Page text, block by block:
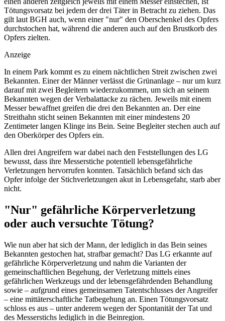
Tötungsvorsatz bei jedem der drei Täter in Betracht zu ziehen. Das
gilt laut BGH auch, wenn einer "nur" den Oberschenkel des Opfers
durchstochen hat, während die anderen auch auf den Brustkorb des
Opfers zielten.
Anzeige
In einem Park kommt es zu einem nächtlichen Streit zwischen zwei
Bekannten. Einer der Männer verlässt die Grünanlage – nur um kurz
darauf mit zwei Begleitern wiederzukommen, um sich an seinem
Bekannten wegen der Verbalattacke zu rächen. Jeweils mit einem
Messer bewaffnet greifen die drei den Bekannten an. Der eine
Streithahn sticht seinen Bekannten mit einer mindestens 20
Zentimeter langen Klinge ins Bein. Seine Begleiter stechen auch auf
den Oberkörper des Opfers ein.
Allen drei Angreifern war dabei nach den Feststellungen des LG
bewusst, dass ihre Messerstiche potentiell lebensgefährliche
Verletzungen hervorrufen konnten. Tatsächlich befand sich das
Opfer infolge der Stichverletzungen akut in Lebensgefahr, starb aber
nicht.
"Nur" gefährliche Körperverletzung
oder auch versuchte Tötung?
Wie nun aber hat sich der Mann, der lediglich in das Bein seines
Bekannten gestochen hat, strafbar gemacht? Das LG erkannte auf
gefährliche Körperverletzung und nahm die Varianten der
gemeinschaftlichen Begehung, der Verletzung mittels eines
gefährlichen Werkzeugs und der lebensgefährdenden Behandlung
sowie – aufgrund eines gemeinsamen Tatentschlusses der Angreifer
– eine mittäterschaftliche Tatbegehung an. Einen Tötungsvorsatz
schloss es aus – unter anderem wegen der Spontanität der Tat und
des Messerstichs lediglich in die Beinregion.